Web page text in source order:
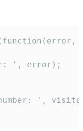
', error);
',